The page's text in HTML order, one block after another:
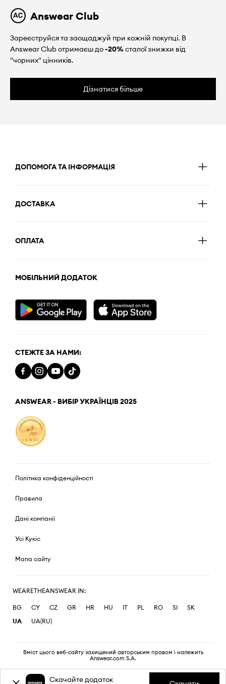
Answear Club
Зареєструйся та заощаджуй при кожній покупці. В
Answear Club отримаєш до-20%сталої знижки від
"чорних" цінників.
Дізнатися більше
ДОПОМОГА ТА ІНФОРМАЦІЯ
ДОСТАВКА
ОПЛАТА
МОБІЛЬНИЙ ДОДАТОК
СТЕЖТЕ ЗА НАМИ:
ANSWEAR - ВИБІР УКРАЇНЦІВ 2025
Політика конфіденційності
Правила
Дані компанії
Усі Кукіс
Мапа сайту
WEARETHEANSWEAR IN:
BG CY CZ GR HR HU IT PL RO SI
SK
UA
UA(RU)
Вміст цього веб-сайту захищений авторським правом і належить
Answear.com S.A.
Скачайте додаток